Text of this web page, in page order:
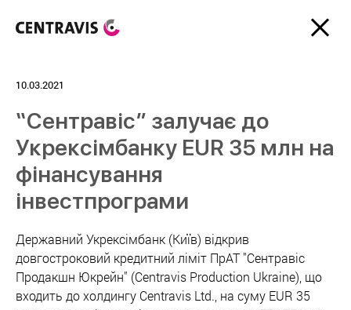
10.03.2021
“Сентравіс” залучає до
Укрексімбанку EUR 35 млн на
фінансування
інвестпрограми
Державний Укрексімбанк (Київ) відкрив
довгостроковий кредитний ліміт ПрАТ "Сентравіс
Продакшн Юкрейн" (Centravis Production Ukraine), що
входить до холдингу Centravis Ltd., на суму EUR 35